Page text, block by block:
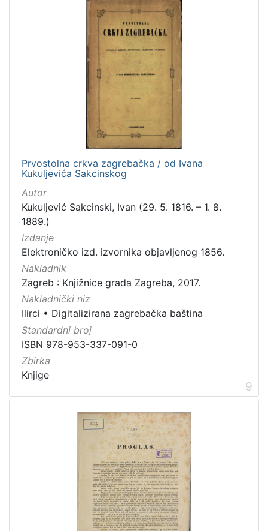
Prvostolna crkva zagrebačka / od Ivana
Kukuljevića Sakcinskog
Autor
Kukuljević Sakcinski, Ivan (29. 5. 1816. – 1. 8.
1889.)
Izdanje
Elektroničko izd. izvornika objavljenog 1856.
Nakladnik
Zagreb : Knjižnice grada Zagreba, 2017.
Nakladnički niz
Ilirci • Digitalizirana zagrebačka baština
Standardni broj
ISBN 978-953-337-091-0
Zbirka
Knjige
9